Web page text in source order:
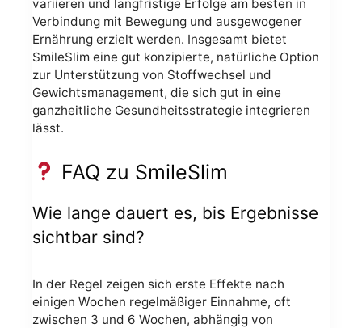
variieren und langfristige Erfolge am besten in
Verbindung mit Bewegung und ausgewogener
Ernährung erzielt werden. Insgesamt bietet
SmileSlim eine gut konzipierte, natürliche Option
zur Unterstützung von Stoffwechsel und
Gewichtsmanagement, die sich gut in eine
ganzheitliche Gesundheitsstrategie integrieren
lässt.
FAQ zu SmileSlim
Wie lange dauert es, bis Ergebnisse
sichtbar sind?
In der Regel zeigen sich erste Effekte nach
einigen Wochen regelmäßiger Einnahme, oft
zwischen 3 und 6 Wochen, abhängig von